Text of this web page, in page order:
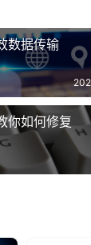
数据传输
你如何修复